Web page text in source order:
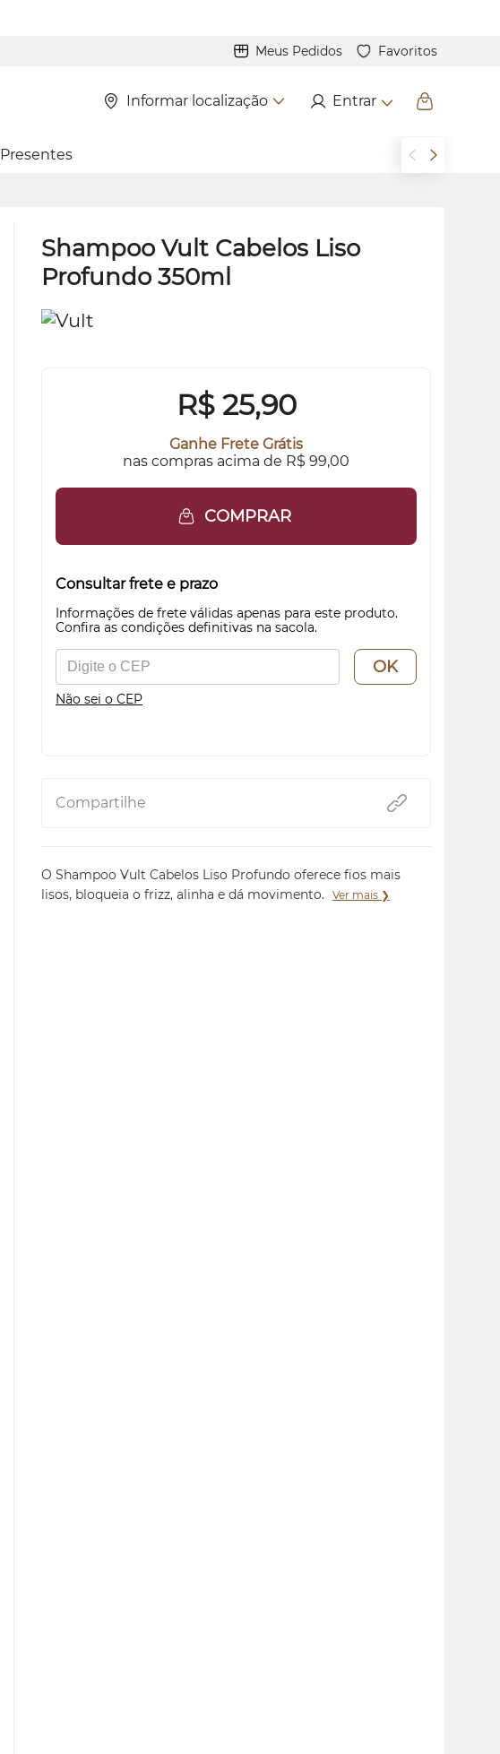
Meus Pedidos Favoritos
Informar localização Entrar
Presentes
Shampoo Vult Cabelos Liso
Profundo 350ml
R$ 25,90
Ganhe Frete Grátis
nas compras acima de R$ 99,00
COMPRAR
Consultar frete e prazo
Informações de frete válidas apenas para este produto.
Confira as condições definitivas na sacola.
OK
Não sei o CEP
Compartilhe
O Shampoo Vult Cabelos Liso Profundo oferece fios mais
lisos, bloqueia o frizz, alinha e dá movimento.
Ver mais ❯